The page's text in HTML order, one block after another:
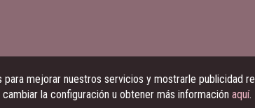
mejorar nuestros servicios y mostrarle publicidad
la configuración u obtener más información aquí.